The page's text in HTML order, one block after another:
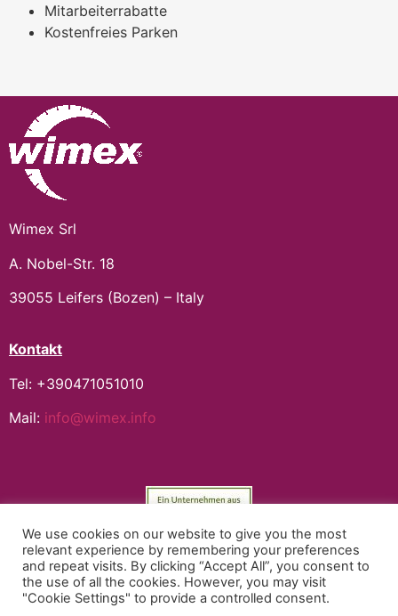
Mitarbeiterrabatte
Kostenfreies Parken
Wimex Srl
A. Nobel-Str. 18
39055 Leifers (Bozen) – Italy
Kontakt
Tel: +390471051010
Mail: info@wimex.info
PIva: IT02898910217 REA: 214887 – Cap.Soc. 50.000€ i.v. – Privacy e
Cookie– © 2024 – Domanda di agevolazione
We use cookies on our website to give you the most
relevant experience by remembering your preferences
and repeat visits. By clicking “Accept All”, you consent to
the use of all the cookies. However, you may visit
"Cookie Settings" to provide a controlled consent.